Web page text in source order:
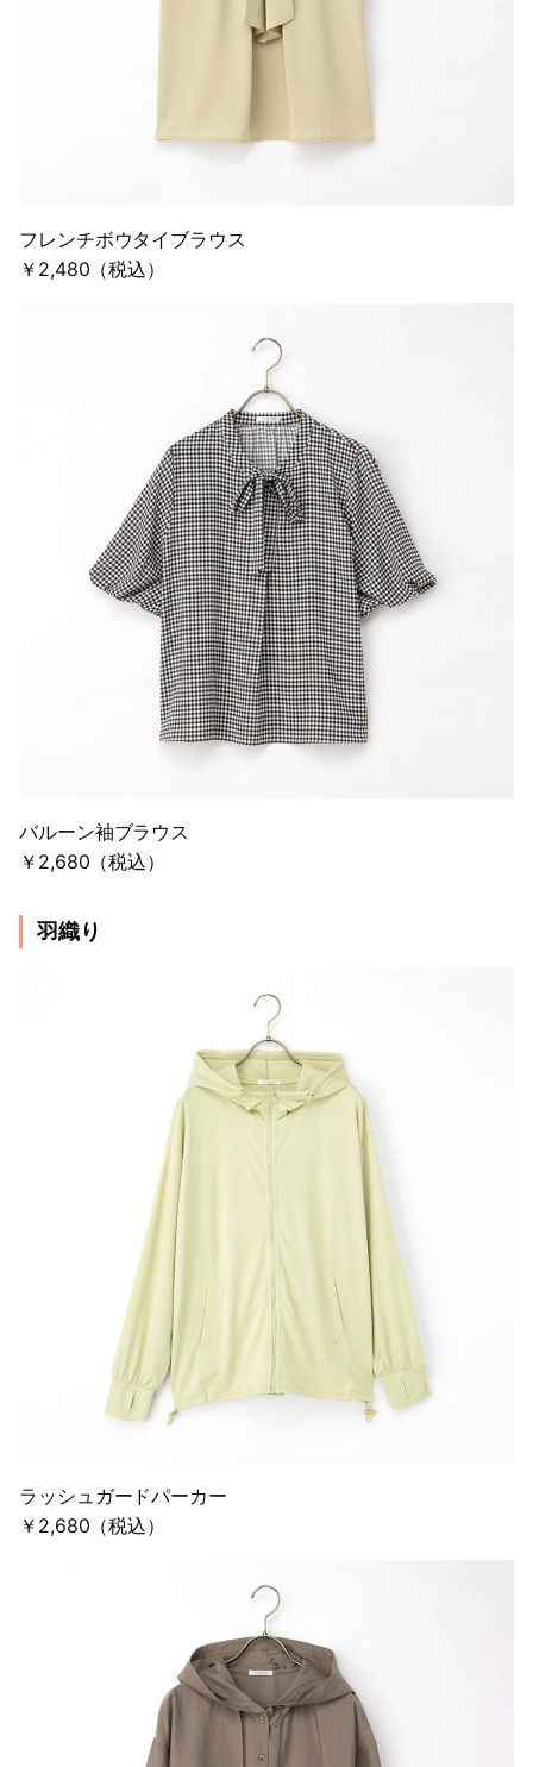
フレンチボウタイブラウス
￥2,480（税込）
バルーン袖ブラウス
￥2,680（税込）
羽織り
ラッシュガードパーカー
￥2,680（税込）